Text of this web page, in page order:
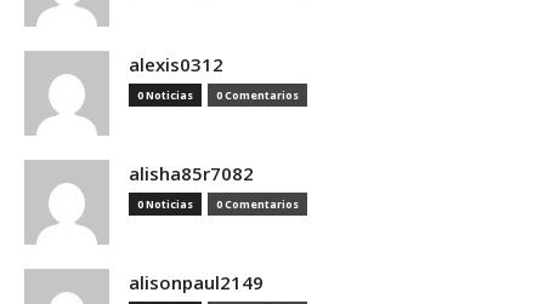
alexis0312
0 Noticias 0 Comentarios
alisha85r7082
0 Noticias 0 Comentarios
alisonpaul2149